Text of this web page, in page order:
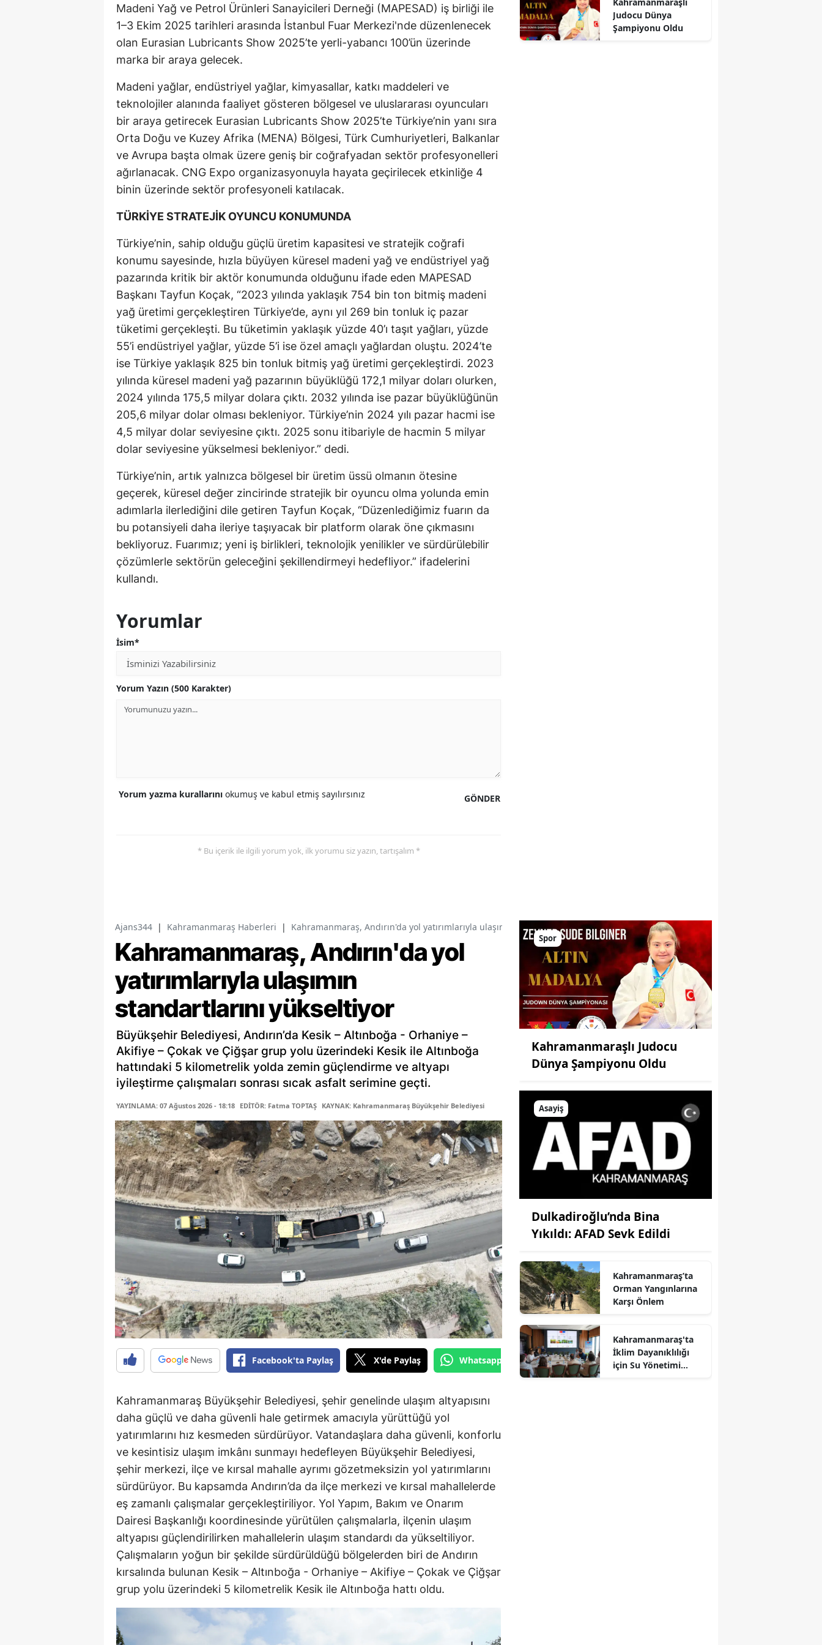
Madeni Yağ ve Petrol Ürünleri Sanayicileri Derneği (MAPESAD) iş birliği ile
1–3 Ekim 2025 tarihleri arasında İstanbul Fuar Merkezi'nde düzenlenecek
olan Eurasian Lubricants Show 2025’te yerli-yabancı 100’ün üzerinde
marka bir araya gelecek.
Madeni yağlar, endüstriyel yağlar, kimyasallar, katkı maddeleri ve
teknolojiler alanında faaliyet gösteren bölgesel ve uluslararası oyuncuları
bir araya getirecek Eurasian Lubricants Show 2025’te Türkiye’nin yanı sıra
Orta Doğu ve Kuzey Afrika (MENA) Bölgesi, Türk Cumhuriyetleri, Balkanlar
ve Avrupa başta olmak üzere geniş bir coğrafyadan sektör profesyonelleri
ağırlanacak. CNG Expo organizasyonuyla hayata geçirilecek etkinliğe 4
binin üzerinde sektör profesyoneli katılacak.
TÜRKİYE STRATEJİK OYUNCU KONUMUNDA
Türkiye’nin, sahip olduğu güçlü üretim kapasitesi ve stratejik coğrafi
konumu sayesinde, hızla büyüyen küresel madeni yağ ve endüstriyel yağ
pazarında kritik bir aktör konumunda olduğunu ifade eden MAPESAD
Başkanı Tayfun Koçak, “2023 yılında yaklaşık 754 bin ton bitmiş madeni
yağ üretimi gerçekleştiren Türkiye’de, aynı yıl 269 bin tonluk iç pazar
tüketimi gerçekleşti. Bu tüketimin yaklaşık yüzde 40’ı taşıt yağları, yüzde
55’i endüstriyel yağlar, yüzde 5’i ise özel amaçlı yağlardan oluştu. 2024’te
ise Türkiye yaklaşık 825 bin tonluk bitmiş yağ üretimi gerçekleştirdi. 2023
yılında küresel madeni yağ pazarının büyüklüğü 172,1 milyar doları olurken,
2024 yılında 175,5 milyar dolara çıktı. 2032 yılında ise pazar büyüklüğünün
205,6 milyar dolar olması bekleniyor. Türkiye’nin 2024 yılı pazar hacmi ise
4,5 milyar dolar seviyesine çıktı. 2025 sonu itibariyle de hacmin 5 milyar
dolar seviyesine yükselmesi bekleniyor.” dedi.
Türkiye’nin, artık yalnızca bölgesel bir üretim üssü olmanın ötesine
geçerek, küresel değer zincirinde stratejik bir oyuncu olma yolunda emin
adımlarla ilerlediğini dile getiren Tayfun Koçak, “Düzenlediğimiz fuarın da
bu potansiyeli daha ileriye taşıyacak bir platform olarak öne çıkmasını
bekliyoruz. Fuarımız; yeni iş birlikleri, teknolojik yenilikler ve sürdürülebilir
çözümlerle sektörün geleceğini şekillendirmeyi hedefliyor.” ifadelerini
kullandı.
Yorumlar
İsim*
Yorum Yazın (500 Karakter)
GÖNDER
Yorum yazma kurallarını okumuş ve kabul etmiş sayılırsınız
* Bu içerik ile ilgili yorum yok, ilk yorumu siz yazın, tartışalım *
yükseltiyor
Judocu Dünya
Şampiyonu Oldu
Ajans344 | Kahramanmaraş Haberleri | Kahramanmaraş, Andırın'da yol yatırımlarıyla ulaşımın standartlarını yükseltiyor
Kahramanmaraş, Andırın'da yol
yatırımlarıyla ulaşımın
standartlarını yükseltiyor
Büyükşehir Belediyesi, Andırın’da Kesik – Altınboğa - Orhaniye –
Akifiye – Çokak ve Çiğşar grup yolu üzerindeki Kesik ile Altınboğa
hattındaki 5 kilometrelik yolda zemin güçlendirme ve altyapı
iyileştirme çalışmaları sonrası sıcak asfalt serimine geçti.
YAYINLAMA: 07 Ağustos 2026 - 18:18 EDİTÖR: Fatma TOPTAŞ KAYNAK: Kahramanmaraş Büyükşehir Belediyesi
Facebook'ta Paylaş X'de Paylaş Whatsapp'tan Gönder
Kahramanmaraş Büyükşehir Belediyesi, şehir genelinde ulaşım altyapısını
daha güçlü ve daha güvenli hale getirmek amacıyla yürüttüğü yol
yatırımlarını hız kesmeden sürdürüyor. Vatandaşlara daha güvenli, konforlu
ve kesintisiz ulaşım imkânı sunmayı hedefleyen Büyükşehir Belediyesi,
şehir merkezi, ilçe ve kırsal mahalle ayrımı gözetmeksizin yol yatırımlarını
sürdürüyor. Bu kapsamda Andırın’da da ilçe merkezi ve kırsal mahallelerde
eş zamanlı çalışmalar gerçekleştiriliyor. Yol Yapım, Bakım ve Onarım
Dairesi Başkanlığı koordinesinde yürütülen çalışmalarla, ilçenin ulaşım
altyapısı güçlendirilirken mahallelerin ulaşım standardı da yükseltiliyor.
Çalışmaların yoğun bir şekilde sürdürüldüğü bölgelerden biri de Andırın
kırsalında bulunan Kesik – Altınboğa - Orhaniye – Akifiye – Çokak ve Çiğşar
grup yolu üzerindeki 5 kilometrelik Kesik ile Altınboğa hattı oldu.
Spor
Kahramanmaraşlı Judocu
Dünya Şampiyonu Oldu
Asayiş
Dulkadiroğlu’nda Bina
Yıkıldı: AFAD Sevk Edildi
Kahramanmaraş’ta
Orman Yangınlarına
Karşı Önlem
Kahramanmaraş'ta
İklim Dayanıklılığı
için Su Yönetimi